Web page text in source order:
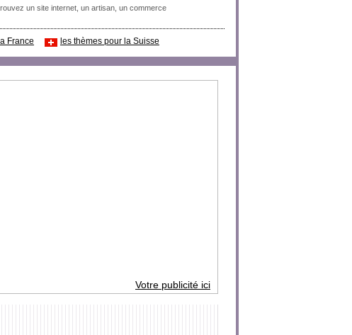
un site internet, un artisan, un commerce
France les thèmes pour la Suisse
Votre publicité ici